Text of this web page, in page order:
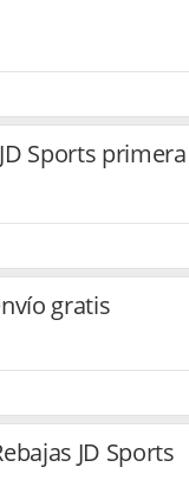
Sports primera
gratis
JD Sports